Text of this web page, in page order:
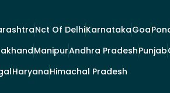
Nct Of DelhiKarnatakaGoa
ManipurAndhra PradeshPunjab
HaryanaHimachal Pradesh